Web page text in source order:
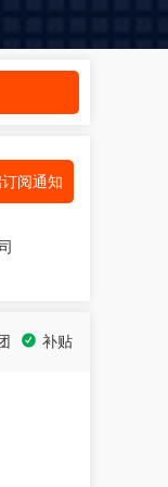
阅通知
补贴